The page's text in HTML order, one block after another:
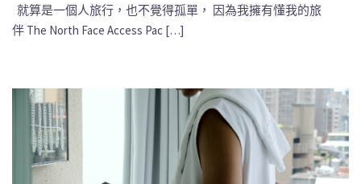
就算是一個人旅行，也不覺得孤單， 因為我擁有懂我的旅
伴 The North Face Access Pac […]